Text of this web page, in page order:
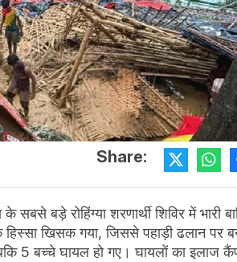
Share:
सबसे बड़े रोहिंग्या शरणार्थी शिविर में भारी
हिस्सा खिसक गया, जिससे पहाड़ी ढलान पर
5 बच्चे घायल हो गए। घायलों का इलाज